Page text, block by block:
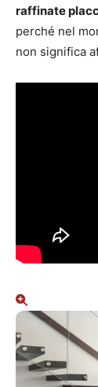
raffinate
perché nel
non significa